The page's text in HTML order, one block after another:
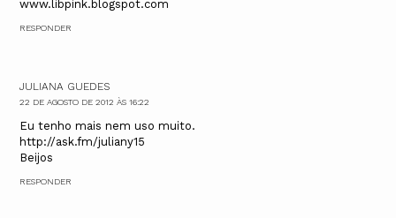
www.libpink.blogspot.com
RESPONDER
JULIANA GUEDES
22 DE AGOSTO DE 2012 ÀS 16:22
Eu tenho mais nem uso muito.
http://ask.fm/juliany15
Beijos
RESPONDER